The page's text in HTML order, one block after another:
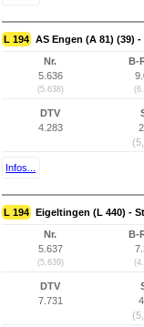
L 194 AS Engen (A 81) (39)
Nr.
5.636
(5.638)
B-
DTV
4.283
Infos...
L 194 Eigeltingen (L 440) -
Nr.
5.637
(5.639)
B-
DTV
7.731